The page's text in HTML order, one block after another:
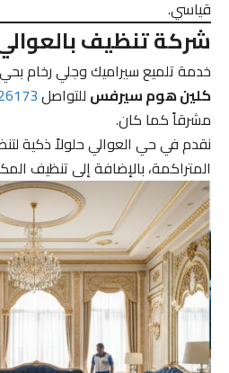
قياسي.
شركة تنظيف بالعوالي
خدمة تلميع سيراميك وجلي رخام بحي
كلين هوم سيرفسللتواصل
مشرقاً كما كان.
نقدم في حي العوالي حلولاً ذكية
المتراكمة، بالإضافة إلى تنظيف